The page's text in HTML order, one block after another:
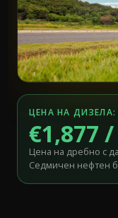
ЦЕНА НА ДИЗЕЛА:
€1,877
Цена на дребно с
Седмичен нефтен